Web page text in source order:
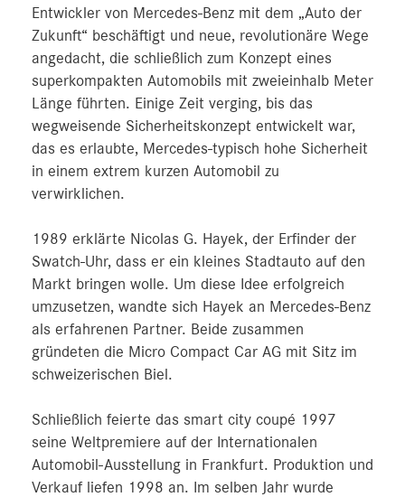
Entwickler von Mercedes-Benz mit dem „Auto der
Zukunft“ beschäftigt und neue, revolutionäre Wege
angedacht, die schließlich zum Konzept eines
superkompakten Automobils mit zweieinhalb Meter
Länge führten. Einige Zeit verging, bis das
wegweisende Sicherheitskonzept entwickelt war,
das es erlaubte, Mercedes-typisch hohe Sicherheit
in einem extrem kurzen Automobil zu
verwirklichen.
1989 erklärte Nicolas G. Hayek, der Erfinder der
Swatch-Uhr, dass er ein kleines Stadtauto auf den
Markt bringen wolle. Um diese Idee erfolgreich
umzusetzen, wandte sich Hayek an Mercedes-Benz
als erfahrenen Partner. Beide zusammen
gründeten die Micro Compact Car AG mit Sitz im
schweizerischen Biel.
Schließlich feierte das smart city coupé 1997
seine Weltpremiere auf der Internationalen
Automobil-Ausstellung in Frankfurt. Produktion und
Verkauf liefen 1998 an. Im selben Jahr wurde